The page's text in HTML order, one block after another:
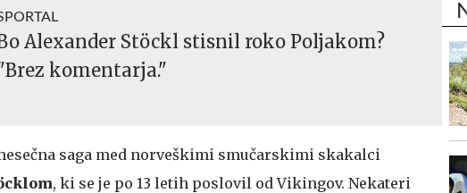
Alexander Stöckl stisnil roko Poljakom?
komentarja."
saga med norveškimi smučarskimi skakalci
, ki se je po 13 letih poslovil od Vikingov. Nekateri